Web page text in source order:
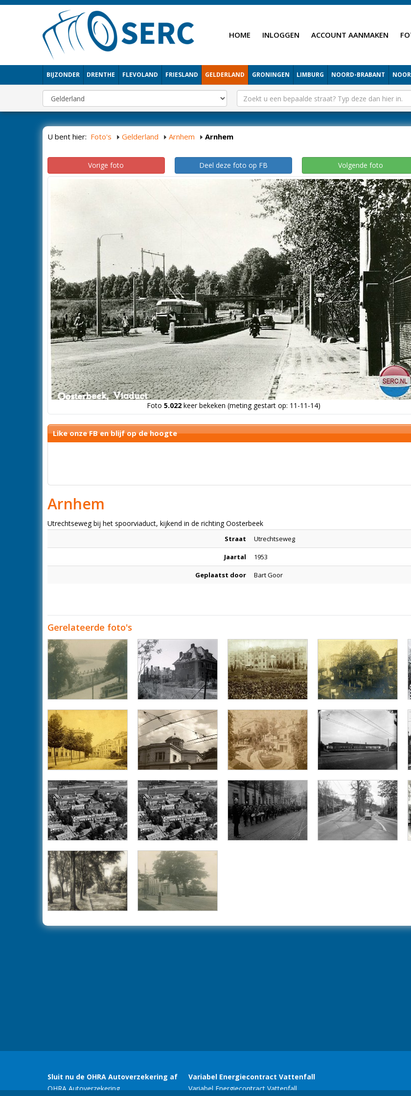
HOME INLOGGEN ACCOUNT AANMAKEN
BIJZONDER DRENTHE FLEVOLAND FRIESLAND GELDERLAND GRONINGEN LIMBURG NOORD-BRABANT
U bent hier: Foto's Gelderland Arnhem Arnhem
Vorige foto Deel deze foto op FB Volgende foto
Foto 5.022keer bekeken (meting gestart op: 11-11-14)
Like onze FB en blijf op de hoogte
Arnhem
Utrechtseweg bij het spoorviaduct, kijkend in de richting Oosterbeek
Straat Utrechtseweg
Jaartal 1953
Geplaatst door Bart Goor
Gerelateerde foto's